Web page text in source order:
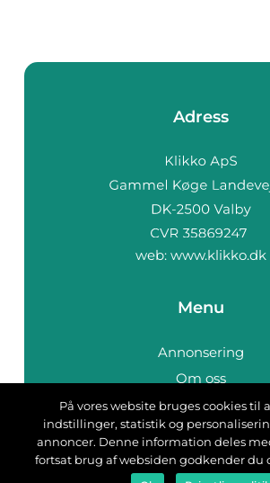
Adress
web: www.klikko.dk
Menu
Annonsering
Om oss
Cookies
Kontakta oss
Sitemap
På vores website bruges cookies til
indstillinger, statistik og
annoncer. Denne information deles
fortsat brug af websiden godkender du